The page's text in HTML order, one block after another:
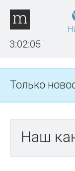
3:02:05
Hi-
Только
Наш